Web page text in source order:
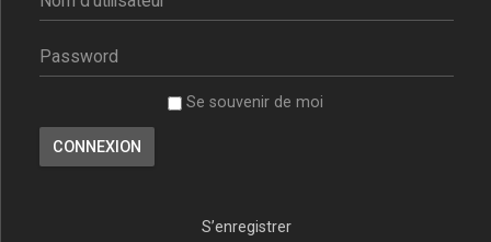
Se souvenir de moi
S’enregistrer